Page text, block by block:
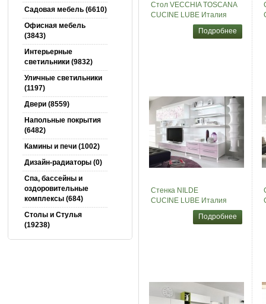
Садовая мебель (6610)
Офисная мебель
(3843)
Интерьерные
светильники (9832)
Уличные светильники
(1197)
Двери (8559)
Напольные покрытия
(6482)
Камины и печи (1002)
Дизайн-радиаторы (0)
Спа, бассейны и
оздоровительные
комплексы (684)
Столы и Cтулья
(19238)
Стол VECCHIA TOSCANA
CUCINE LUBE Италия
Подробнее
Стенка NILDE
CUCINE LUBE Италия
Подробнее